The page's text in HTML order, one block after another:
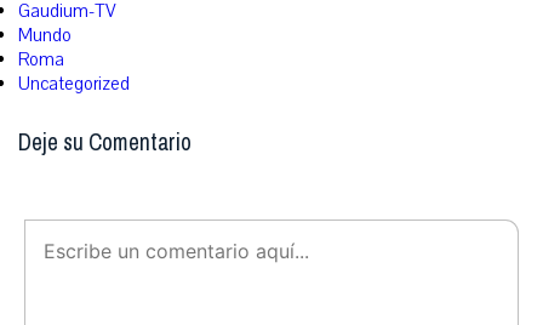
Gaudium-TV
Mundo
Roma
Uncategorized
Deje su Comentario